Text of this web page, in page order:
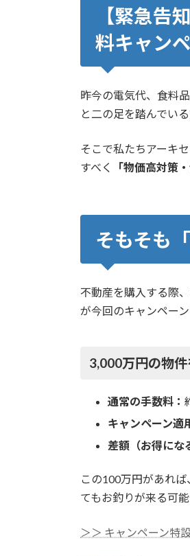
【緊急告
料キャン
昨今の電気代、食料
と二の足を踏んでい
そこで私たちアーキ
すべく
「物価高対策
そもそも
不動産を購入する際
が今回のキャンペー
3,000万円の物
通常の手数料：
キャンペーン適
差額（お得にな
この100万円があれ
てもお釣りが来る可能
＞＞ キャンペーン特